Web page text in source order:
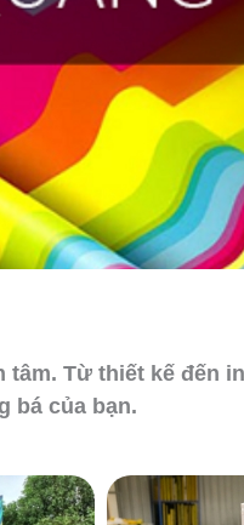
Từ thiết kế đến
bá của bạn.